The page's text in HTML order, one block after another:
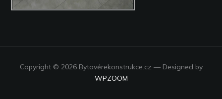
Copyright © 2026 Bytovérekonstrukce.cz — Designed by
WPZOOM